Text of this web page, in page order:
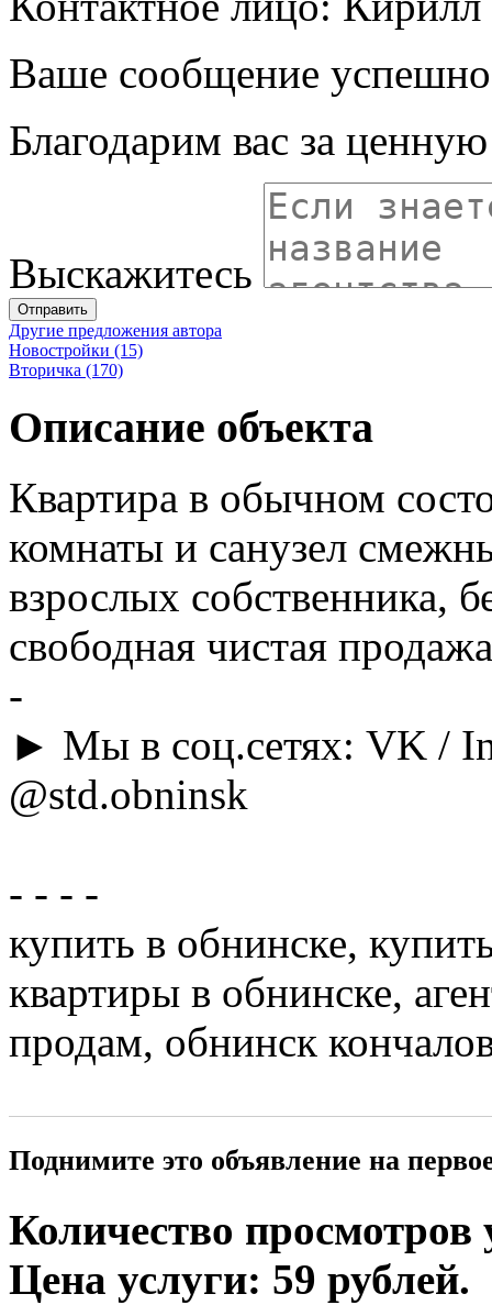
Ваше сообщение успешно
Благодарим вас за
Выскажитесь
Отправить
Другие предложения автора
Новостройки (15)
Вторичка (170)
Описание объекта
Квартира в обычном
комнаты и санузел
взрослых собственника,
свободная чистая
-
► Мы в соц.сетях: VK /
@std.obninsk
- - - -
купить в обнинске,
квартиры в обнинске,
продам, обнинск
Поднимите это объявление на
Количество просмотров
Цена услуги: 59 рублей.